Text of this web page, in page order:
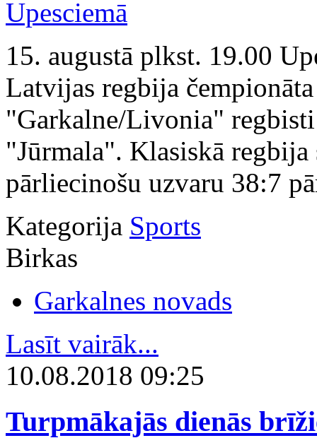
15. augustā plkst. 19.00
Latvijas regbija
"Garkalne/Livonia"
"Jūrmala". Klasiskā
pārliecinošu uzvaru 38:7
Kategorija Sports
Birkas
Garkalnes novads
Lasīt vairāk...
10.08.2018 09:25
Turpmākajās dienās